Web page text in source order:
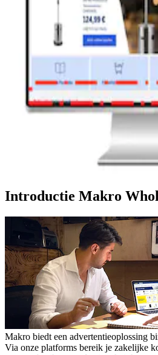
Introductie Makro
Makro biedt een advertentieoplossing
Via onze platforms bereik je zakelijke